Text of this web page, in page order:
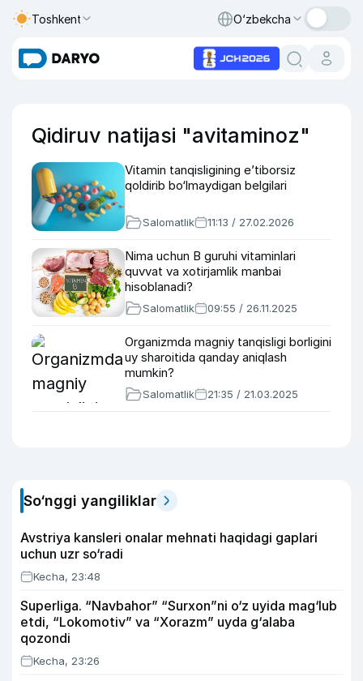
Toshkent O‘zbekcha
Qidiruv natijasi "avitaminoz"
Vitamin tanqisligining e’tiborsiz
qoldirib bo‘lmaydigan belgilari
Salomatlik 11:13 / 27.02.2026
Nima uchun B guruhi vitaminlari
quvvat va xotirjamlik manbai
hisoblanadi?
Salomatlik 09:55 / 26.11.2025
Organizmda magniy tanqisligi borligini
uy sharoitida qanday aniqlash
mumkin?
Salomatlik 21:35 / 21.03.2025
So‘nggi yangiliklar
Avstriya kansleri onalar mehnati haqidagi gaplari
uchun uzr so‘radi
Kecha, 23:48
Superliga. “Navbahor” “Surxon”ni o‘z uyida mag‘lub
etdi, “Lokomotiv” va “Xorazm” uyda g‘alaba
qozondi
Kecha, 23:26